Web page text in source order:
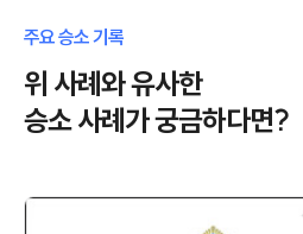
주요 승소 기록
위 사례와 유사한
승소 사례가 궁금하다면?